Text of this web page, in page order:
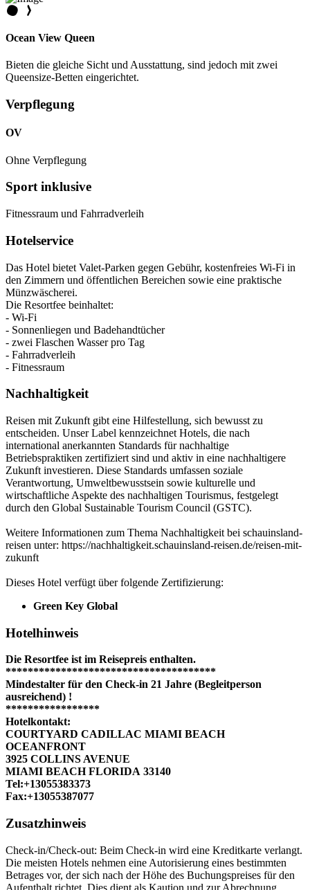
Ocean View Queen
Bieten die gleiche Sicht und Ausstattung, sind jedoch mit zwei
Queensize-Betten eingerichtet.
Verpflegung
OV
Ohne Verpflegung
Sport inklusive
Fitnessraum und Fahrradverleih
Hotelservice
Das Hotel bietet Valet-Parken gegen Gebühr, kostenfreies Wi-Fi in
den Zimmern und öffentlichen Bereichen sowie eine praktische
Münzwäscherei.
Die Resortfee beinhaltet:
- Wi-Fi
- Sonnenliegen und Badehandtücher
- zwei Flaschen Wasser pro Tag
- Fahrradverleih
- Fitnessraum
Nachhaltigkeit
Reisen mit Zukunft gibt eine Hilfestellung, sich bewusst zu
entscheiden. Unser Label kennzeichnet Hotels, die nach
international anerkannten Standards für nachhaltige
Betriebspraktiken zertifiziert sind und aktiv in eine nachhaltigere
Zukunft investieren. Diese Standards umfassen soziale
Verantwortung, Umweltbewusstsein sowie kulturelle und
wirtschaftliche Aspekte des nachhaltigen Tourismus, festgelegt
durch den Global Sustainable Tourism Council (GSTC).
Weitere Informationen zum Thema Nachhaltigkeit bei schauinsland-
reisen unter: https://nachhaltigkeit.schauinsland-reisen.de/reisen-mit-
zukunft
Dieses Hotel verfügt über folgende Zertifizierung:
Green Key Global
Hotelhinweis
Die Resortfee ist im Reisepreis enthalten.
**************************************
Mindestalter für den Check-in 21 Jahre (Begleitperson
ausreichend) !
*****************
Hotelkontakt:
COURTYARD CADILLAC MIAMI BEACH
OCEANFRONT
3925 COLLINS AVENUE
MIAMI BEACH FLORIDA 33140
Tel:+13055383373
Fax:+13055387077
Zusatzhinweis
Check-in/Check-out: Beim Check-in wird eine Kreditkarte verlangt.
Die meisten Hotels nehmen eine Autorisierung eines bestimmten
Betrages vor, der sich nach der Höhe des Buchungspreises für den
Aufenthalt richtet. Dies dient als Kaution und zur Abrechnung